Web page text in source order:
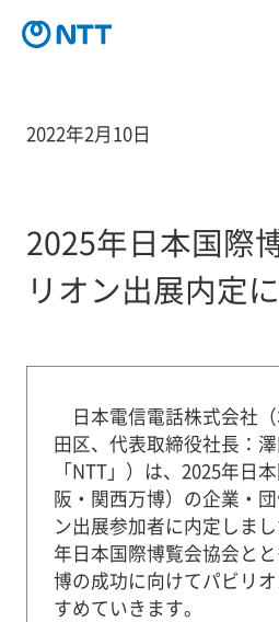
2022年2月10日
2025年日本国
リオン出展内定
日本電信電話株式会社
田区、代表取締役社長：
「NTT」）は、2025年日
阪・関西万博）の企業・
ン出展参加者に内定しま
年日本国際博覧会協会と
博の成功に向けてパビリ
すめていきます。